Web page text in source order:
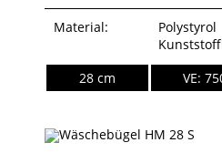
Material:
Polystyrol
28 cm
VE: